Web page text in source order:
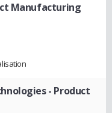
Manufacturing
- Product